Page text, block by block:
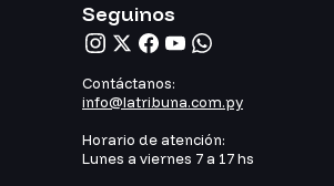
Seguinos
Contáctanos:
info@latribuna.com.py
Horario de atención:
Lunes a viernes 7 a 17 hs